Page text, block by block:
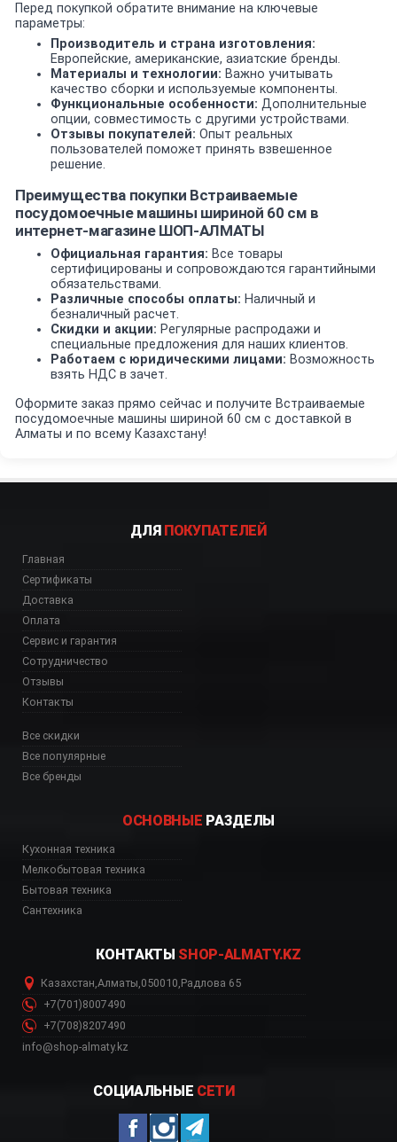
Перед покупкой обратите внимание на ключевые
параметры:
Производитель и страна изготовления:
Европейские, американские, азиатские бренды.
Материалы и технологии: Важно учитывать
качество сборки и используемые компоненты.
Функциональные особенности: Дополнительные
опции, совместимость с другими устройствами.
Отзывы покупателей: Опыт реальных
пользователей поможет принять взвешенное
решение.
Преимущества покупки Встраиваемые
посудомоечные машины шириной 60 см в
интернет-магазине ШОП-АЛМАТЫ
Официальная гарантия: Все товары
сертифицированы и сопровождаются гарантийными
обязательствами.
Различные способы оплаты: Наличный и
безналичный расчет.
Скидки и акции: Регулярные распродажи и
специальные предложения для наших клиентов.
Работаем с юридическими лицами: Возможность
взять НДС в зачет.
Оформите заказ прямо сейчас и получите Встраиваемые
посудомоечные машины шириной 60 см с доставкой в
Алматы и по всему Казахстану!
ДЛЯ ПОКУПАТЕЛЕЙ
Главная
Сертификаты
Доставка
Оплата
Сервис и гарантия
Сотрудничество
Отзывы
Контакты
Все скидки
Все популярные
Все бренды
ОСНОВНЫЕ РАЗДЕЛЫ
Кухонная техника
Мелкобытовая техника
Бытовая техника
Сантехника
КОНТАКТЫ SHOP-ALMATY.KZ
Казахстан,Алматы,050010,Радлова 65
+7(701)8007490
+7(708)8207490
info@shop-almaty.kz
СОЦИАЛЬНЫЕ СЕТИ